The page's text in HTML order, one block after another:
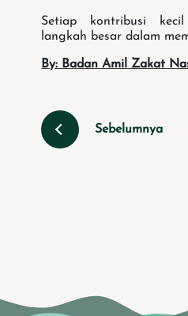
Setiap kontribusi
langkah besar dalam
By: Badan Amil Zakat
Sebelumnya